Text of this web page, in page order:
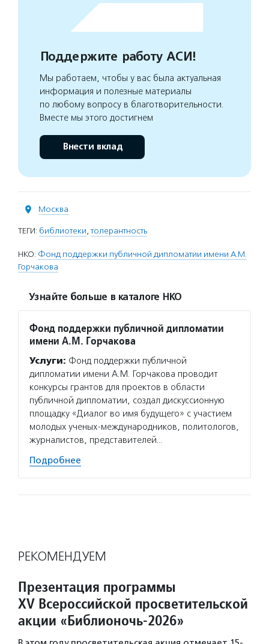
Поддержите работу АСИ!
Мы работаем, чтобы у вас была актуальная
информация и полезные материалы
по любому вопросу в благотворительности.
Вместе мы этого достигнем
Внести вклад
Москва
ТЕГИ: библиотеки,толерантность
НКО: Фонд поддержки публичной дипломатии имени А.М.
Горчакова
Узнайте больше в каталоге НКО
Фонд поддержки публичной дипломатии
имени А.М. Горчакова
Услуги: Фонд поддержки публичной
дипломатии имени А.М. Горчакова проводит
конкурсы грантов для проектов в области
публичной дипломатии, создал дискуссионную
площадку «Диалог во имя будущего» с участием
молодых ученых-международников, политологов,
журналистов, представителей…
Подробнее
РЕКОМЕНДУЕМ
Презентация программы
XV Всероссийской просветительской
акции «Библионочь-2026»